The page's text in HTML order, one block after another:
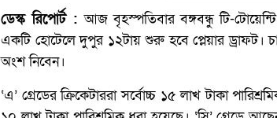
ডেস্ক রিপোর্ট :আজ বৃহস্পতিবার বঙ্গবন্ধু টি-
একটি হোটেলে দুপুর ১২টায় শুরু হবে প্লেয়ার ড্রাফট।
অংশ নিবেন।
‘এ’ গ্রেডের ক্রিকেটাররা সর্বোচ্চ ১৫ লাখ টাকা